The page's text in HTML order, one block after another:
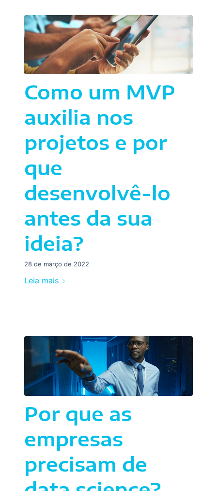
Como um MVP
auxilia nos
projetos e por
que
desenvolvê-lo
antes da sua
ideia?
28 de março de 2022
Leia mais
Por que as
empresas
precisam de